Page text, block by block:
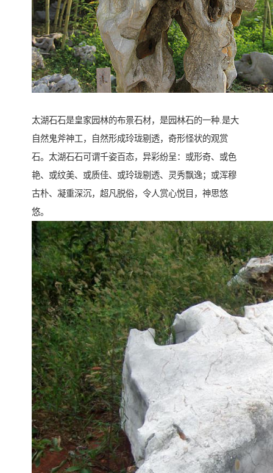
太湖石石是皇家园林的布景石材，是园林石的一种.是大
自然鬼斧神工，自然形成玲珑剔透，奇形怪状的观赏
石。太湖石石可谓千姿百态，异彩纷呈：或形奇、或色
艳、或纹美、或质佳、或玲珑剔透、灵秀飘逸；或浑穆
古朴、凝重深沉，超凡脱俗，令人赏心悦目，神思悠
悠。